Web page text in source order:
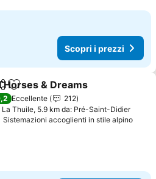
Scopri i prezzi
Aggiungi ai preferiti
& Dreams
Eccellente
212
La Thuile, 5.9 km da: Pré-Saint-Didier
Sistemazioni accoglienti in stile alpino